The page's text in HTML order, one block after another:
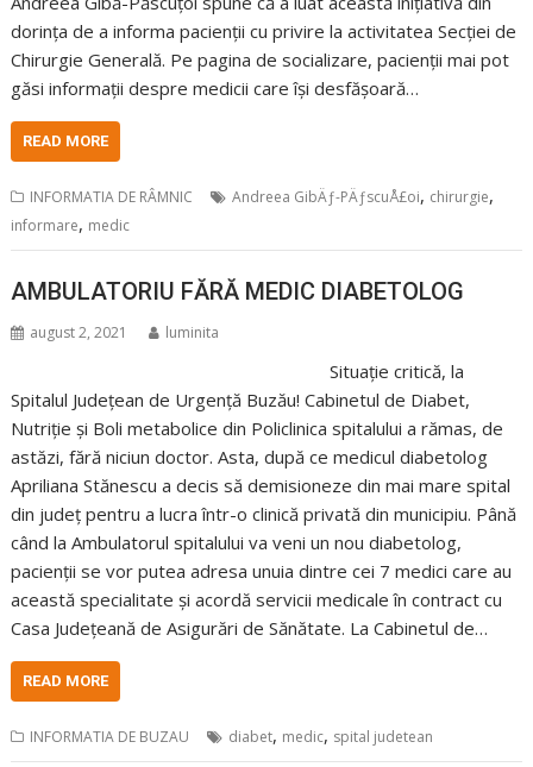
dorința de a informa pacienții cu privire la activitatea Secției de
Chirurgie Generală. Pe pagina de socializare, pacienții mai pot
găsi informații despre medicii care își desfășoară…
READ MORE
INFORMATIA DE RÂMNIC Andreea GibÄƒ-PÄƒscuÅ£oi, chirurgie,
informare, medic
AMBULATORIU FĂRĂ MEDIC DIABETOLOG
august 2, 2021 luminita
Situație critică, la
Spitalul Județean de Urgență Buzău! Cabinetul de Diabet,
Nutriție și Boli metabolice din Policlinica spitalului a rămas, de
astăzi, fără niciun doctor. Asta, după ce medicul diabetolog
Apriliana Stănescu a decis să demisioneze din mai mare spital
din județ pentru a lucra într-o clinică privată din municipiu. Până
când la Ambulatorul spitalului va veni un nou diabetolog,
pacienții se vor putea adresa unuia dintre cei 7 medici care au
această specialitate și acordă servicii medicale în contract cu
Casa Județeană de Asigurări de Sănătate. La Cabinetul de…
READ MORE
INFORMATIA DE BUZAU diabet, medic, spital judetean